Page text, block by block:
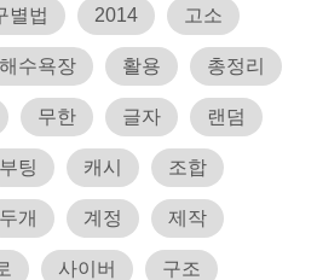
별법 2014 고소
해수욕장 활용 총정리
무한 글자 랜덤
부팅 캐시 조합
두개 계정 제작
사이버 구조